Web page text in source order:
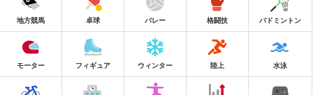
地方競馬 卓球 バレー 格闘技 バドミントン
モーター フィギュア ウィンター 陸上 水泳